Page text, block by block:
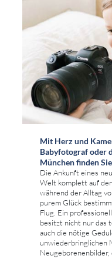
Mit Herz und
Babyfotograf oder
München finden
Die Ankunft eines
Welt komplett auf
während der Alltag
purem Glück
Flug. Ein
besitzt nicht nur das
auch die nötige
unwiederbringlichen